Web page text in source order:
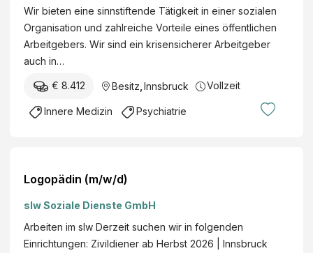
Wir bieten eine sinnstiftende Tätigkeit in einer sozialen
Organisation und zahlreiche Vorteile eines öffentlichen
Arbeitgebers. Wir sind ein krisensicherer Arbeitgeber
auch in…
€ 8.412 Besitz Innsbruck Vollzeit
Innere Medizin Psychiatrie
Logopädin (m/w/d)
slw Soziale Dienste GmbH
Arbeiten im slw Derzeit suchen wir in folgenden
Einrichtungen: Zivildiener ab Herbst 2026 | Innsbruck